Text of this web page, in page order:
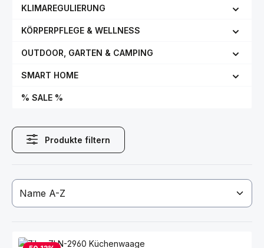
KLIMAREGULIERUNG
KÖRPERPFLEGE & WELLNESS
OUTDOOR, GARTEN & CAMPING
SMART HOME
% SALE %
Produkte filtern